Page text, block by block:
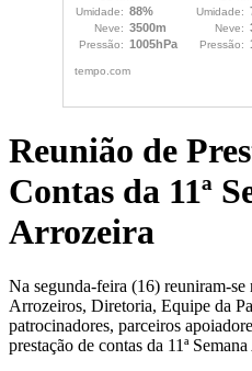
Reunião de
Contas da 11ª
Arrozeira
Na segunda-feira (16) reuniram-se
Arrozeiros, Diretoria, Equipe da
patrocinadores, parceiros
prestação de contas da 11ª